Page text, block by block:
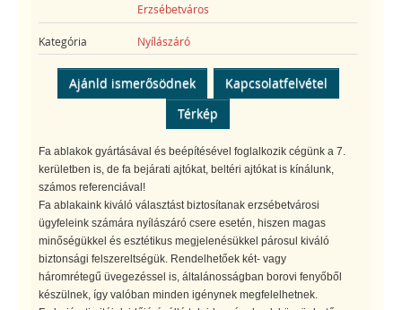
Erzsébetváros
Kategória Nyílászáró
Ajánld ismerősödnek
Kapcsolatfelvétel
Térkép
Fa ablakok gyártásával és beépítésével foglalkozik cégünk a 7.
kerületben is, de fa bejárati ajtókat, beltéri ajtókat is kínálunk,
számos referenciával!
Fa ablakaink kiváló választást biztosítanak erzsébetvárosi
ügyfeleink számára nyílászáró csere esetén, hiszen magas
minőségükkel és esztétikus megjelenésükkel párosul kiváló
biztonsági felszereltségük. Rendelhetőek két- vagy
háromrétegű üvegezéssel is, általánosságban borovi fenyőből
készülnek, így valóban minden igénynek megfelelhetnek.